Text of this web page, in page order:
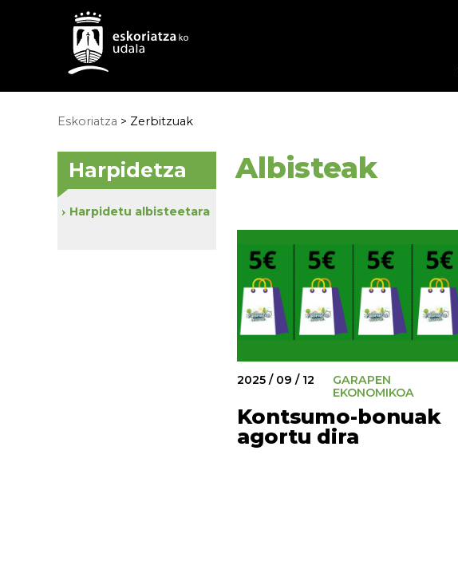
Eskoriatza > Zerbitzuak
Albisteak
2025 / 09 / 12
GARAPEN
EKONOMIKOA
Kontsumo-bonuak
agortu dira
Harpidetza
Harpidetu albisteetara